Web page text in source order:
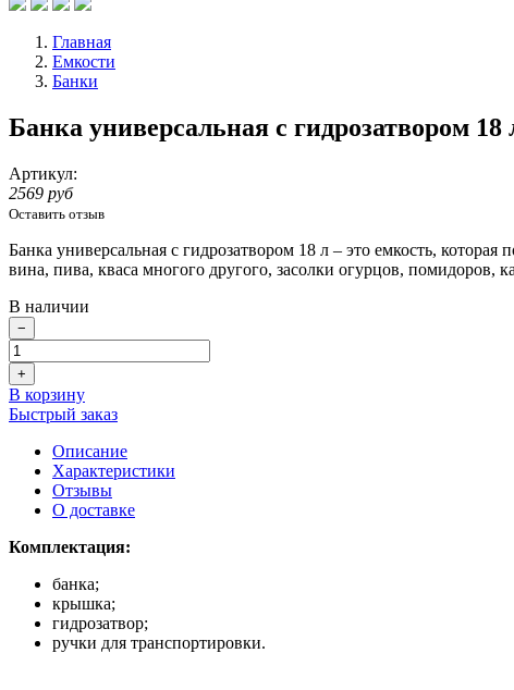
Главная
Емкости
Банки
Банка универсальная с гидрозатвором
Артикул:
2569 руб
Оставить отзыв
Банка универсальная с гидрозатвором 18 л – это емкость,
вина, пива, кваса многого другого, засолки огурцов, помидоров,
В наличии
−
+
В корзину
Быстрый заказ
Описание
Характеристики
Отзывы
О доставке
Комплектация:
банка;
крышка;
гидрозатвор;
ручки для транспортировки.